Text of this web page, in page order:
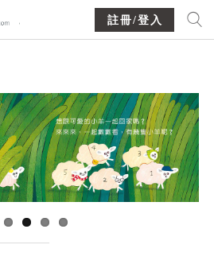
註冊/登入